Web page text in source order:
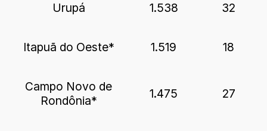
Urupá 1.538 32
Itapuã do Oeste* 1.519 18
Campo Novo de
Rondônia*
1.475 27